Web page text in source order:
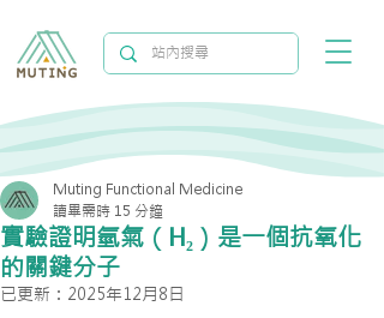
實驗證明氫氣（H₂）是一個抗氧化
的關鍵分子
Muting Functional Medicine
讀畢需時 15 分鐘
已更新： 2025年12月8日